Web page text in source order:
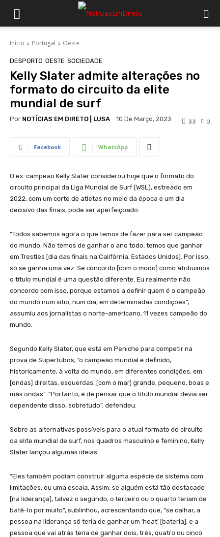
Início Portugal Oeste
DESPORTO OESTE SOCIEDADE
Kelly Slater admite alterações no
formato do circuito da elite
mundial de surf
Por NOTÍCIAS EM DIRETO | LUSA 10 De Março, 2023 0
33
Facebook WhatsApp
O ex-campeão Kelly Slater considerou hoje que o formato do
circuito principal da Liga Mundial de Surf (WSL), estreado em
2022, com um corte de atletas no meio da época e um dia
decisivo das finais, pode ser aperfeiçoado.
“Todos sabemos agora o que temos de fazer para ser campeão
do mundo. Não temos de ganhar o ano todo, temos que ganhar
em Trestles [dia das finais na Califórnia, Estados Unidos]. Por isso,
só se ganha uma vez. Se concordo [com o modo] como atribuímos
o título mundial é uma questão diferente. Eu realmente não
concordo com isso, porque estamos a definir quem é o campeão
do mundo num sítio, num dia, em determinadas condições”,
assumiu aos jornalistas o norte-americano, 11 vezes campeão do
mundo.
Segundo Kelly Slater, que está em Peniche para competir na
prova de Supertubos, “o campeão mundial é definido,
historicamente, à volta do mundo, em diferentes condições, em
[ondas] direitas, esquerdas, [com o mar] grande, pequeno, boas e
más ondas”. “Portanto, é de pensar que o título mundial devia ser
dependente disso, sobretudo”, defendeu.
Sobre as alternativas possíveis para o atual formato do circuito
da elite mundial de surf, nos quadros masculino e feminino, Kelly
Slater lançou algumas ideias.
“Eles também podiam construir alguma espécie de sistema com
limitações, ou uma escala. Assim, se alguém está tão destacado
[na liderança], talvez o segundo, o terceiro ou o quarto teriam de
batê-lo por muito”, sublinhou, acrescentando que, “se calhar, a
pessoa na liderança só teria de ganhar um ‘heat’ [bateria], e a
pessoa que vai atrás teria de ganhar dois, três, quatro ou cinco